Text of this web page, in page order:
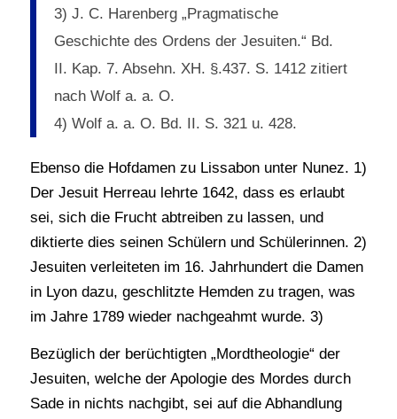
3) J. C. Harenberg „Pragmatische
Geschichte des Ordens der Jesuiten.“ Bd.
II. Kap. 7. Absehn. XH. §.437. S. 1412 zitiert
nach Wolf a. a. O.
4) Wolf a. a. O. Bd. II. S. 321 u. 428.
Ebenso die Hofdamen zu Lissabon unter Nunez. 1)
Der Jesuit Herreau lehrte 1642, dass es erlaubt
sei, sich die Frucht abtreiben zu lassen, und
diktierte dies seinen Schülern und Schülerinnen. 2)
Jesuiten verleiteten im 16. Jahrhundert die Damen
in Lyon dazu, geschlitzte Hemden zu tragen, was
im Jahre 1789 wieder nachgeahmt wurde. 3)
Bezüglich der berüchtigten „Mordtheologie“ der
Jesuiten, welche der Apologie des Mordes durch
Sade in nichts nachgibt, sei auf die Abhandlung